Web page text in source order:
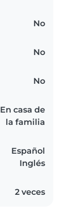
No
No
No
En casa de
la familia
Español
Inglés
2 veces